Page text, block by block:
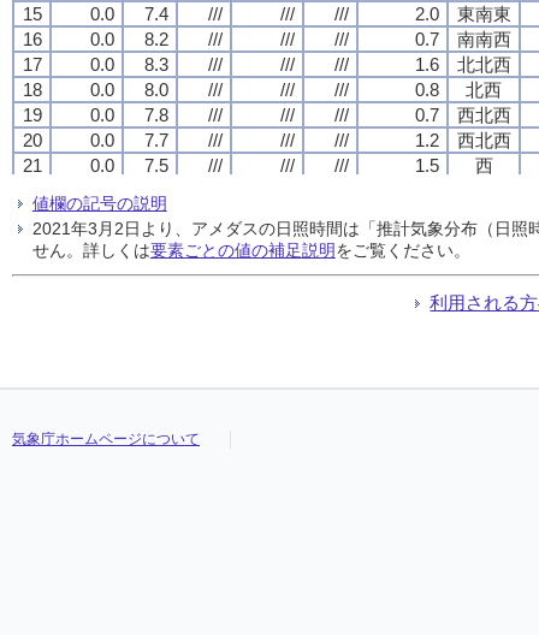
15
0.0 7.4 /// /// /// 2.0
東南東
16
0.0 8.2 /// /// /// 0.7
南南西
17
0.0 8.3 /// /// /// 1.6
北北西
18
0.0 8.0 /// /// /// 0.8
北西
19
0.0 7.8 /// /// /// 0.7
西北西
20
0.0 7.7 /// /// /// 1.2
西北西
21
0.0 7.5 /// /// /// 1.5
西
23
0.0 7.3
24
0.0 7.3 /// /// /// 1.3 西北西
15
0.0 7.4 /// /// /// 2.0
東南東
16
0.0 8.2 /// /// /// 0.7
南南西
17
0.0 8.3 /// /// /// 1.6
北北西
18
0.0 8.0 /// /// /// 0.8
北西
19
0.0 7.8 /// /// /// 0.7
西北西
20
0.0 7.7 /// /// /// 1.2
西北西
21
0.0 7.5 /// /// /// 1.5
西
23
0.0 7.3
24
0.0 7.3 /// /// /// 1.3 西北西
15
0.0 7.4 /// /// /// 2.0
東南東
16
0.0 8.2 /// /// /// 0.7
南南西
17
0.0 8.3 /// /// /// 1.6
北北西
18
0.0 8.0 /// /// /// 0.8
北西
19
0.0 7.8 /// /// /// 0.7
西北西
20
0.0 7.7 /// /// /// 1.2
西北西
21
0.0 7.5 /// /// /// 1.5
西
23
0.0 7.3
24
0.0 7.3 /// /// /// 1.3 西北西
15
0.0 7.4 /// /// /// 2.0
東南東
16
0.0 8.2 /// /// /// 0.7
南南西
17
0.0 8.3 /// /// /// 1.6
北北西
18
0.0 8.0 /// /// /// 0.8
北西
19
0.0 7.8 /// /// /// 0.7
西北西
20
0.0 7.7 /// /// /// 1.2
西北西
21
0.0 7.5 /// /// /// 1.5
西
23
0.0 7.3
24
0.0 7.3 /// /// /// 1.3 西北西
値欄の記号の説明
2021年3月2日より、アメダスの日照時間は「推計気象分布（日
せん。詳しくは要素ごとの値の補足説明をご覧ください。
利用される
気象庁ホームページについて